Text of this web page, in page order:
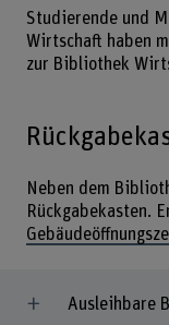
Studierende und
Wirtschaft haben
zur Bibliothek
Neben dem
Rückgabekasten.
Ausleihbare